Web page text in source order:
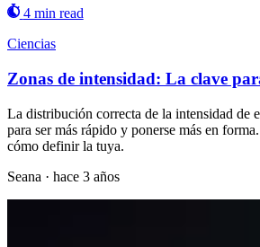
4 min read
Ciencias
Zonas de intensidad: La clave
La distribución correcta de la intensidad de
para ser más rápido y ponerse más en
cómo definir la tuya.
Seana · hace 3 años